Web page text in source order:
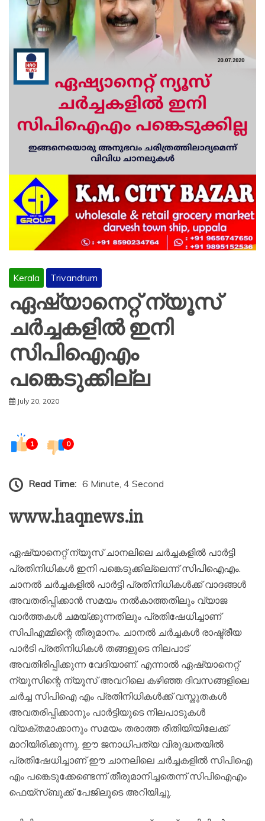
Kerala Trivandrum
ഏഷ്യാനെറ്റ് ന്യൂസ്
ചർച്ചകളിൽ ഇനി
സിപിഐഎം
പങ്കെടുക്കില്ല
July 20, 2020
1 0
Read Time: 6 Minute, 4 Second
www.haqnews.in
ഏഷ്യാനെറ്റ് ന്യൂസ് ചാനലിലെ ചര്‍ച്ചകളില്‍ പാര്‍ട്ടി
പ്രതിനിധികള്‍ ഇനി പങ്കെടുക്കില്ലെന്ന് സിപിഐഎം.
ചാനല്‍ ചര്‍ച്ചകളില്‍ പാര്‍ട്ടി പ്രതിനിധികള്‍ക്ക് വാദങ്ങള്‍
അവതരിപ്പിക്കാന്‍ സമയം നല്‍കാത്തതിലും വ്യാജ
വാര്‍ത്തകള്‍ ചമയ്ക്കുന്നതിലും പ്രതിഷേധിച്ചാണ്
സിപിഎമ്മിന്റെ തീരുമാനം. ചാനല്‍ ചര്‍ച്ചകള്‍ രാഷ്ട്രീയ
പാര്‍ടി പ്രതിനിധികള്‍ തങ്ങളുടെ നിലപാട്
അവതിരിപ്പിക്കുന്ന വേദിയാണ്. എന്നാല്‍ ഏഷ്യാനെറ്റ്
ന്യൂസിന്റെ ന്യൂസ് അവറിലെ കഴിഞ്ഞ ദിവസങ്ങളിലെ
ചര്‍ച്ച സിപിഐ എം പ്രതിനിധികള്‍ക്ക് വസ്തുതകള്‍
അവതരിപ്പിക്കാനും പാര്‍ട്ടിയുടെ നിലപാടുകള്‍
വ്യക്തമാക്കാനും സമയം തരാത്ത രീതിയിയിലേക്ക്
മാറിയിരിക്കുന്നു. ഈ ജനാധിപത്യ വിരുദ്ധതയില്‍
പ്രതിഷേധിച്ചാണ് ഈ ചാനലിലെ ചര്‍ച്ചകളില്‍ സിപിഐ
എം പങ്കെടുക്കേണ്ടെന്ന് തീരുമാനിച്ചതെന്ന് സിപിഐഎം
ഫെയ്‌സ്ബുക്ക് പേജിലൂടെ അറിയിച്ചു.